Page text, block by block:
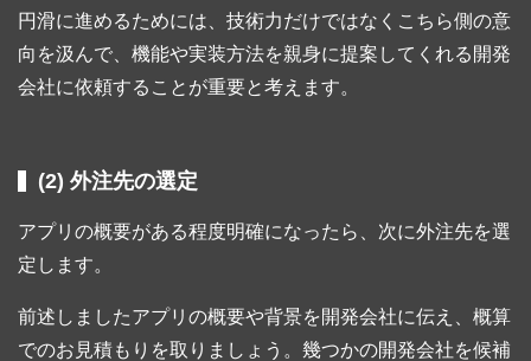
円滑に進めるためには、技術力だけではなくこちら側の意
向を汲んで、機能や実装方法を親身に提案してくれる開発
会社に依頼することが重要と考えます。
(2) 外注先の選定
アプリの概要がある程度明確になったら、次に外注先を選
定します。
前述しましたアプリの概要や背景を開発会社に伝え、概算
でのお見積もりを取りましょう。幾つかの開発会社を候補